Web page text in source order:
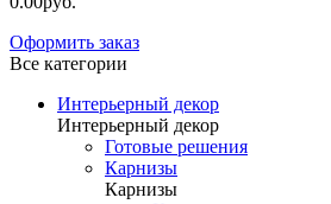
Оформить заказ
Все категории
Интерьерный декор
Интерьерный декор
Готовые решения
Карнизы
Карнизы